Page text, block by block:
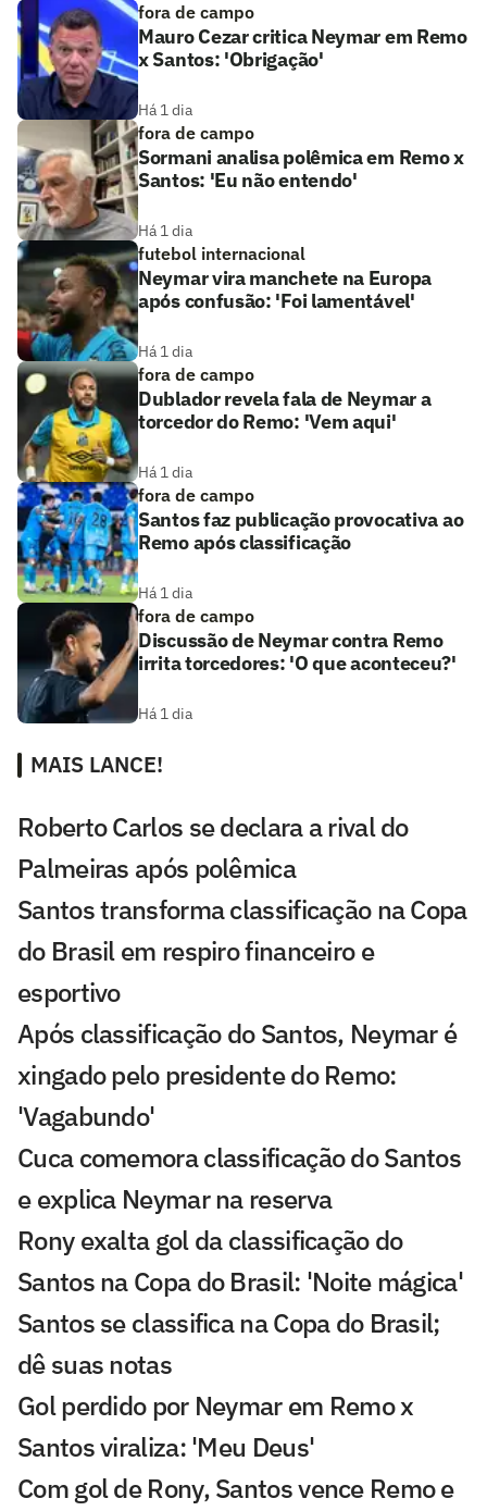
fora de campo
Mauro Cezar critica Neymar em Remo
x Santos: 'Obrigação'
Há 1 dia
fora de campo
Sormani analisa polêmica em Remo x
Santos: 'Eu não entendo'
Há 1 dia
futebol internacional
Neymar vira manchete na Europa
após confusão: 'Foi lamentável'
Há 1 dia
fora de campo
Dublador revela fala de Neymar a
torcedor do Remo: 'Vem aqui'
Há 1 dia
fora de campo
Santos faz publicação provocativa ao
Remo após classificação
Há 1 dia
fora de campo
Discussão de Neymar contra Remo
irrita torcedores: 'O que aconteceu?'
Há 1 dia
MAIS LANCE!
Roberto Carlos se declara a rival do
Palmeiras após polêmica
Santos transforma classificação na Copa
do Brasil em respiro financeiro e
esportivo
Após classificação do Santos, Neymar é
xingado pelo presidente do Remo:
'Vagabundo'
Cuca comemora classificação do Santos
e explica Neymar na reserva
Rony exalta gol da classificação do
Santos na Copa do Brasil: 'Noite mágica'
Santos se classifica na Copa do Brasil;
dê suas notas
Gol perdido por Neymar em Remo x
Santos viraliza: 'Meu Deus'
Com gol de Rony, Santos vence Remo e